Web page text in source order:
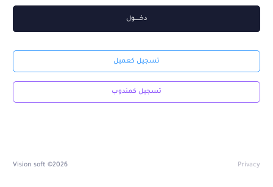
دخــــــــول
تسجيل كعميل
تسجيل كمندوب
2026© Vision soft Privacy